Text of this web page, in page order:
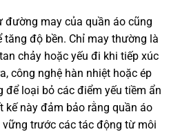
đường may của quần áo cũng
độ bền. Chỉ may thường là
chảy hoặc yếu đi khi tiếp xúc
công nghệ hàn nhiệt hoặc ép
để loại bỏ các điểm yếu tiềm ẩn
kế này đảm bảo rằng quần áo
trước các tác động từ môi